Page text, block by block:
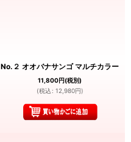
No.２ オオバナサンゴ マルチカラー
11,800円(税別)
(税込 : 12,980円)